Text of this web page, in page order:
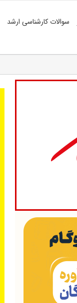
سوالات کارشناسی ارشد